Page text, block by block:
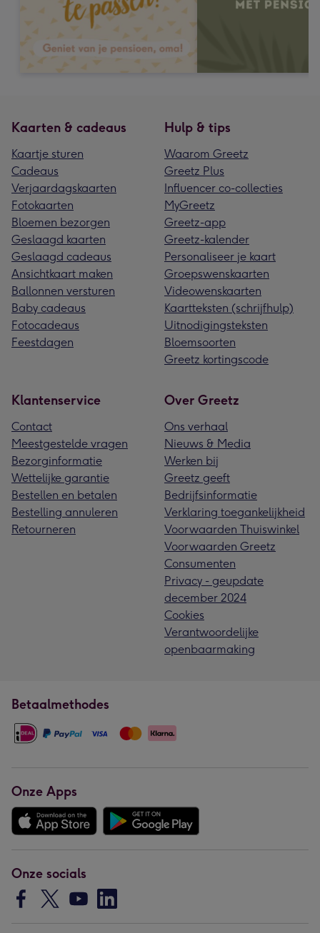
Kaarten & cadeaus
Kaartje sturen
Cadeaus
Verjaardagskaarten
Fotokaarten
Bloemen bezorgen
Geslaagd kaarten
Geslaagd cadeaus
Ansichtkaart maken
Ballonnen versturen
Baby cadeaus
Fotocadeaus
Feestdagen
Hulp & tips
Waarom Greetz
Greetz Plus
Influencer co-collecties
MyGreetz
Greetz-app
Greetz-kalender
Personaliseer je kaart
Groepswenskaarten
Videowenskaarten
Kaartteksten (schrijfhulp)
Uitnodigingsteksten
Bloemsoorten
Greetz kortingscode
Klantenservice
Contact
Meestgestelde vragen
Bezorginformatie
Wettelijke garantie
Bestellen en betalen
Bestelling annuleren
Retourneren
Over Greetz
Ons verhaal
Nieuws & Media
Werken bij
Greetz geeft
Bedrijfsinformatie
Verklaring toegankelijkheid
Voorwaarden Thuiswinkel
Voorwaarden Greetz
Consumenten
Privacy - geupdate
december 2024
Cookies
Verantwoordelijke
openbaarmaking
Betaalmethodes
Onze Apps
Onze socials